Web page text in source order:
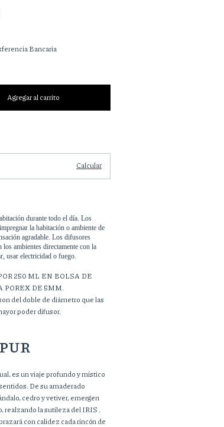
Bancaria
Calcular
durante todo el día. Los
la habitación o ambiente de
agradable. Los difusores
ambientes directamente con la
usar electricidad o fuego.
250 ML EN BOLSA DE
POREX DE 5MM.
del doble de diámetro que las
poder difusor.
es un viaje profundo y místico
De su amaderado
cedro y vetiver, emergen
realzando la sutileza del IRIS .
con calidez cada rincón de